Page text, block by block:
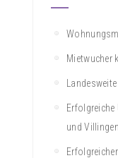
Mietwucher
und